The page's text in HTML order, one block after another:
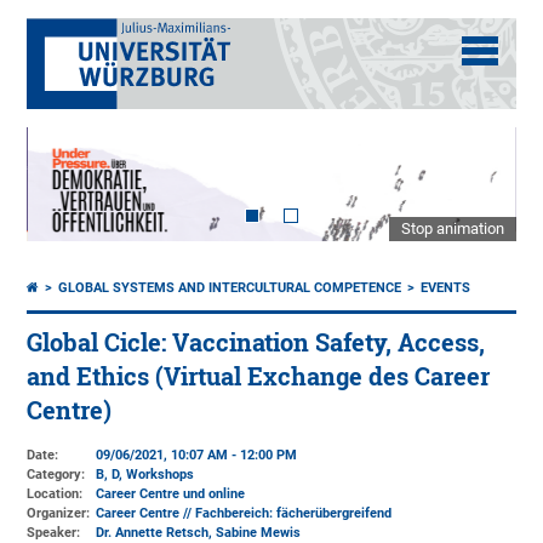
Stop animation
GLOBAL SYSTEMS AND INTERCULTURAL COMPETENCE EVENTS
Global Cicle: Vaccination Safety, Access,
and Ethics (Virtual Exchange des Career
Centre)
Date:
09/06/2021, 10:07 AM - 12:00 PM
Category:
B, D, Workshops
Location:
Career Centre und online
Organizer: Career Centre // Fachbereich: fächerübergreifend
Speaker:
Dr. Annette Retsch, Sabine Mewis